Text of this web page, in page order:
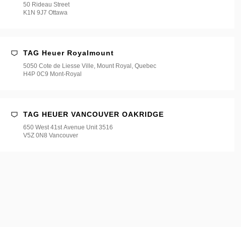
50 Rideau Street
K1N 9J7 Ottawa
TAG Heuer Royalmount
5050 Cote de Liesse Ville, Mount Royal, Quebec
H4P 0C9 Mont-Royal
TAG HEUER VANCOUVER OAKRIDGE
650 West 41st Avenue Unit 3516
V5Z 0N8 Vancouver